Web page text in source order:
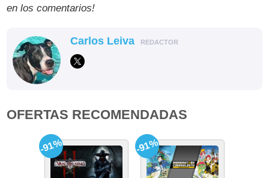
en los comentarios!
Carlos Leiva REDACTOR
OFERTAS RECOMENDADAS
-91% -91%